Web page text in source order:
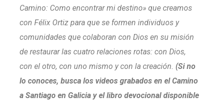
Camino: Como encontrar mi destino» que creamos
con Félix Ortiz para que se formen individuos y
comunidades que colaboran con Dios en su misión
de restaurar las cuatro relaciones rotas: con Dios,
con el otro, con uno mismo y con la creación. (Si no
lo conoces, busca los videos grabados en el Camino
a Santiago en Galicia y el libro devocional disponible